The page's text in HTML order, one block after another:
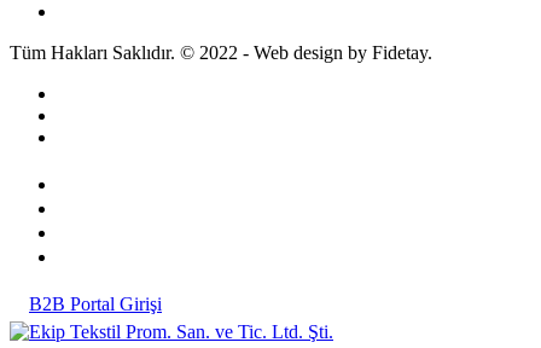
Tüm Hakları Saklıdır. © 2022 - Web design by Fidetay.
B2B Portal Girişi